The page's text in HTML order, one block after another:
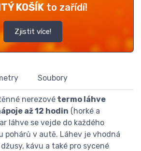
KOŠÍK to zařídí!
Zjistit více!
Soubory
nerezové termo láhve
až 12 hodin (horké a
láhve se vejde do každého
pohárů v autě. Láhev je vhodná
kávu a také pro sycené